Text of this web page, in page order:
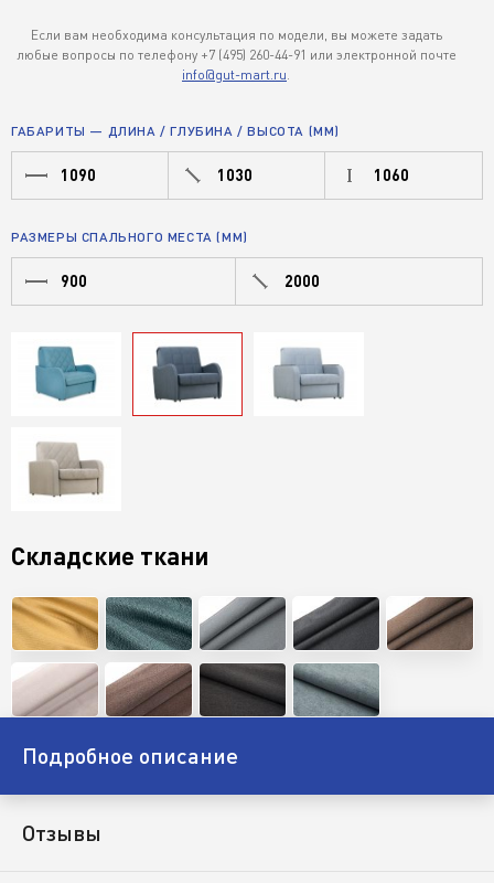
Если вам необходима консультация по модели, вы можете задать
любые вопросы по телефону +7 (495) 260-44-91 или электронной почте
info@gut-mart.ru.
ГАБАРИТЫ — ДЛИНА / ГЛУБИНА / ВЫСОТА (ММ)
1090 1030 1060
РАЗМЕРЫ СПАЛЬНОГО МЕСТА (ММ)
900 2000
Складские ткани
Подробное описание
Отзывы